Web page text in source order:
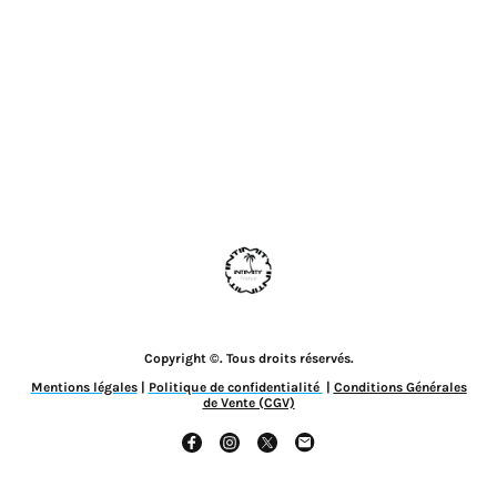
Copyright ©. Tous droits réservés.
Mentions légales| Politique de confidentialité | Conditions Générales
de Vente (CGV)